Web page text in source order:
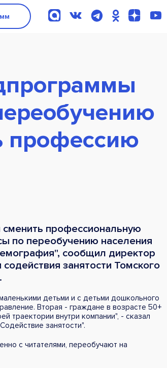
профессию
профессиональную
по переобучению населения
сообщил директор
занятости Томского
детьми и с детьми дошкольного
Вторая - граждане в возрасте 50+
траектории внутри компании", - сказал
занятости".
с читателями, переобучают на